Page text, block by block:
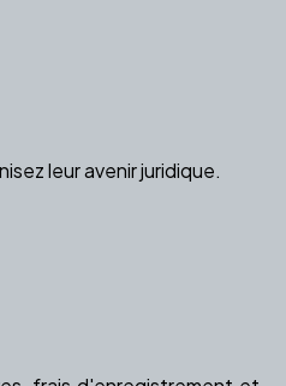
leur avenir juridique.